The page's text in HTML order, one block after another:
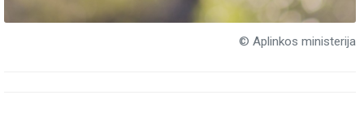
© Aplinkos ministerija